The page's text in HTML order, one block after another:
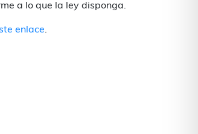
a lo que la ley disponga.
enlace.